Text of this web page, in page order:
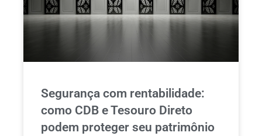
Segurança com rentabilidade:
como CDB e Tesouro Direto
podem proteger seu patrimônio